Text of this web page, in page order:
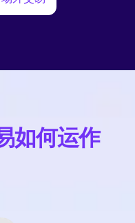
如何运作